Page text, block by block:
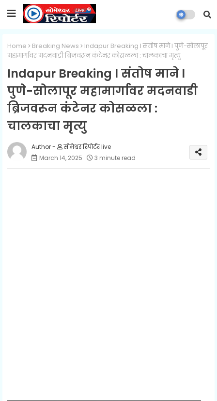
Home Breaking News
Indapur Breaking l संतोष माने l पुणे-सोलापूर
महामार्गावर मदनवाडी ब्रिजवरून कंटेनर कोसळला : चालकाचा मृत्यु
Indapur Breaking l संतोष माने l
पुणे-सोलापूर महामार्गावर मदनवाडी
ब्रिजवरून कंटेनर कोसळला :
चालकाचा मृत्यु
सोमेश्वर रिपोर्टर live
March 14, 2025
3 minute read